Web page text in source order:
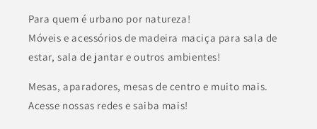
Para quem é urbano por natureza!
Móveis e acessórios de madeira maciça para sala de
estar, sala de jantar e outros ambientes!
Mesas, aparadores, mesas de centro e muito mais.
Acesse nossas redes e saiba mais!